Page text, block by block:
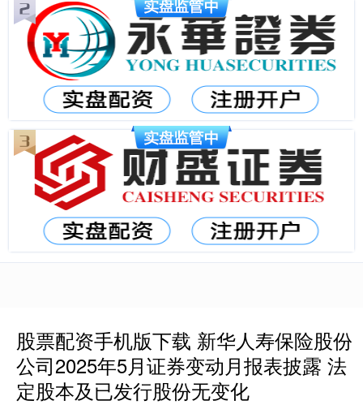
股票配资手机版下载 新华人寿保险股份
公司2025年5月证券变动月报表披露 法
定股本及已发行股份无变化